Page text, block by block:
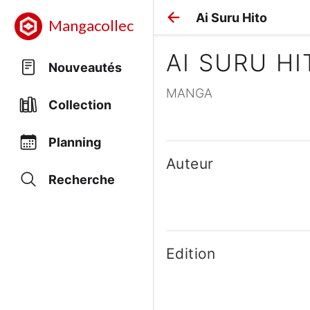
Mangacollec
Nouveautés
Collection
Planning
Recherche
Ai Suru Hito
AI SURU
MANGA
Auteur
Edition